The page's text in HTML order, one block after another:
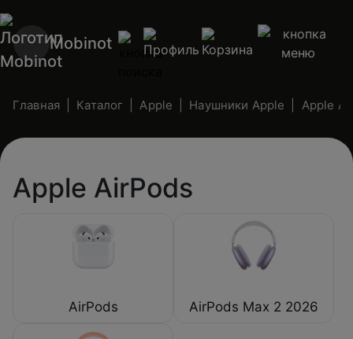
Mobinot
Главная Каталог Apple Наушники Apple Apple
Apple AirPods
AirPods AirPods Max 2 2026